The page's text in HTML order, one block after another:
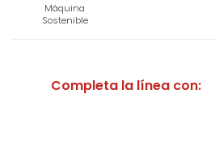
Máquina
Sostenible
Completa la línea con: